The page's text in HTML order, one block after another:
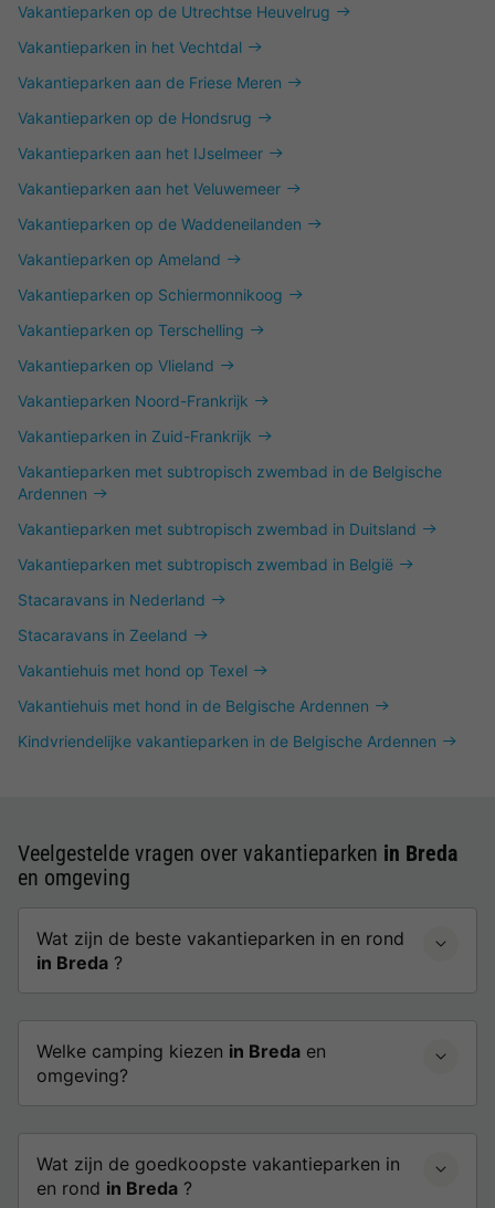
Vakantieparken op de Utrechtse Heuvelrug
Vakantieparken in het Vechtdal
Vakantieparken aan de Friese Meren
Vakantieparken op de Hondsrug
Vakantieparken aan het IJselmeer
Vakantieparken aan het Veluwemeer
Vakantieparken op de Waddeneilanden
Vakantieparken op Ameland
Vakantieparken op Schiermonnikoog
Vakantieparken op Terschelling
Vakantieparken op Vlieland
Vakantieparken Noord-Frankrijk
Vakantieparken in Zuid-Frankrijk
Vakantieparken met subtropisch zwembad in de Belgische
Ardennen
Vakantieparken met subtropisch zwembad in Duitsland
Vakantieparken met subtropisch zwembad in België
Stacaravans in Nederland
Stacaravans in Zeeland
Vakantiehuis met hond op Texel
Vakantiehuis met hond in de Belgische Ardennen
Kindvriendelijke vakantieparken in de Belgische Ardennen
Veelgestelde vragen over vakantieparken in Breda
en omgeving
Wat zijn de beste vakantieparken in en rond
in Breda ?
Welke camping kiezen in Breda en
omgeving?
Wat zijn de goedkoopste vakantieparken in
en rond in Breda ?